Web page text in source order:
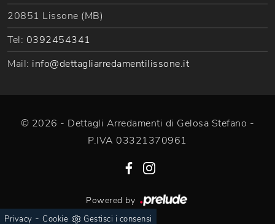
20851 Lissone (MB)
Tel: 0392454341
Mail: info@dettagliarredamentilissone.it
© 2026 - Dettagli Arredamenti di Gelosa Stefano -
P.IVA 03321370961
Powered by
Privacy - Cookie Gestisci i consensi